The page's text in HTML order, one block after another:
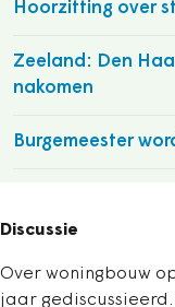
Hoorzitting over
Zeeland: Den
nakomen
Burgemeester
Discussie
Over woningbouw
jaar